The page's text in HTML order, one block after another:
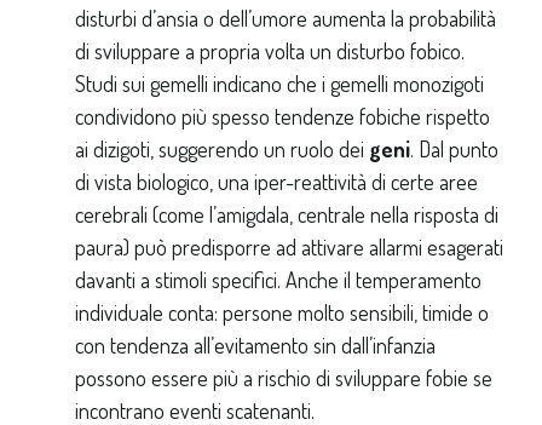
disturbi d’ansia o dell’umore aumenta la probabilità
di sviluppare a propria volta un disturbo fobico.
Studi sui gemelli indicano che i gemelli monozigoti
condividono più spesso tendenze fobiche rispetto
ai dizigoti, suggerendo un ruolo dei geni. Dal punto
di vista biologico, una iper-reattività di certe aree
cerebrali (come l’amigdala, centrale nella risposta di
paura) può predisporre ad attivare allarmi esagerati
davanti a stimoli specifici. Anche il temperamento
individuale conta: persone molto sensibili, timide o
con tendenza all’evitamento sin dall’infanzia
possono essere più a rischio di sviluppare fobie se
incontrano eventi scatenanti.